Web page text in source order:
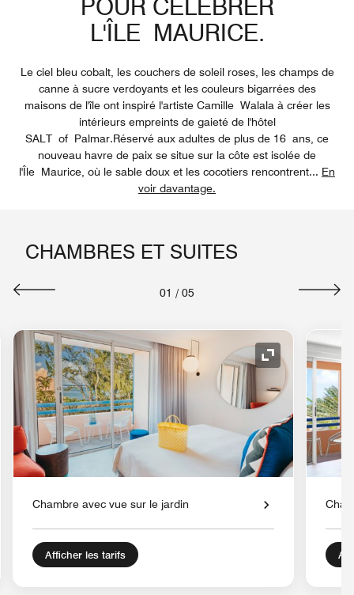
POUR CÉLÉBRER
L'ÎLE MAURICE.
Le ciel bleu cobalt, les couchers de soleil roses, les champs de
canne à sucre verdoyants et les couleurs bigarrées des
maisons de l'île ont inspiré l'artiste Camille Walala à créer les
intérieurs empreints de gaieté de l'hôtel
SALT of Palmar.Réservé aux adultes de plus de 16 ans, ce
nouveau havre de paix se situe sur la côte est isolée de
l'Île Maurice, où le sable doux et les cocotiers rencontrent... En
voir davantage.
CHAMBRES ET SUITES
01 / 05
de développement Icône de
Chambre avec vue sur le jardin
Afficher les tarifs